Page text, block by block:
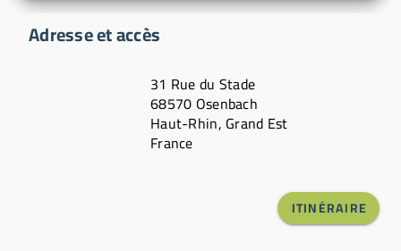
Adresse et accès
31 Rue du Stade
68570 Osenbach
Haut-Rhin, Grand Est
France
ITINÉRAIRE